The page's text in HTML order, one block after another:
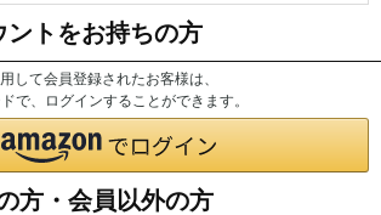
ントをお持ちの方
して会員登録されたお客様は、
で、ログインすることができます。
方・会員以外の方